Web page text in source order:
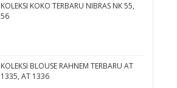
KOLEKSI KOKO TERBARU NIBRAS NK 55,
56
KOLEKSI BLOUSE RAHNEM TERBARU AT
1335, AT 1336